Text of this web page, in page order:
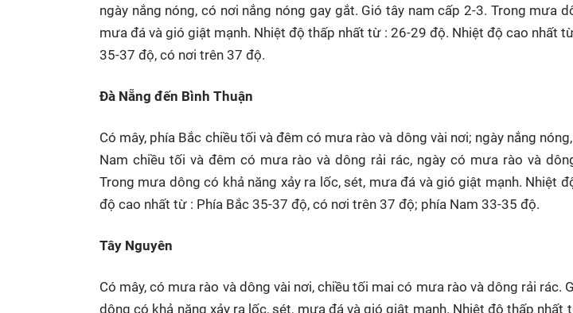
ngày nắng nóng, có nơi nắng nóng gay gắt. Gió tây nam cấp 2-3. Trong mưa
mưa đá và gió giật mạnh. Nhiệt độ thấp nhất từ : 26-29 độ. Nhiệt độ cao nhất
35-37 độ, có nơi trên 37 độ.
Đà Nẵng đến Bình Thuận
Có mây, phía Bắc chiều tối và đêm có mưa rào và dông vài nơi; ngày nắng
Nam chiều tối và đêm có mưa rào và dông rải rác, ngày có mưa rào và
Trong mưa dông có khả năng xảy ra lốc, sét, mưa đá và gió giật mạnh. Nhiệt
độ cao nhất từ : Phía Bắc 35-37 độ, có nơi trên 37 độ; phía Nam 33-35 độ.
Tây Nguyên
Có mây, có mưa rào và dông vài nơi, chiều tối mai có mưa rào và dông rải rác.
dông có khả năng xảy ra lốc, sét, mưa đá và gió giật mạnh. Nhiệt độ thấp nhất